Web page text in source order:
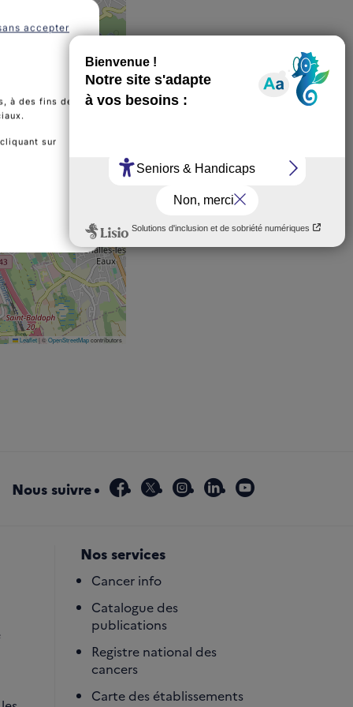
De Vous À Nous Élite Hair
Leaflet| ©OpenStreetMapcontributors
Nous suivre facebook
x instagram
linkedinyoutube
Nos services
Cancer info
Catalogue des
publications
Registre national des
cancers
Carte des établissements
à des fins de
sur
accepter